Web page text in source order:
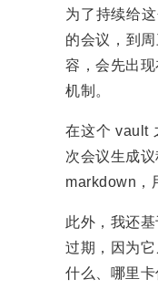
为了持续给
的会议，到
容，会先出
机制。
在这个 vault
次会议生成
markdown，
此外，我还
过期，因为
什么、哪里